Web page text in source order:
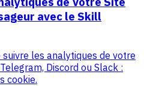
avec le Skill
les analytiques de votre
Discord ou Slack :
cookie.